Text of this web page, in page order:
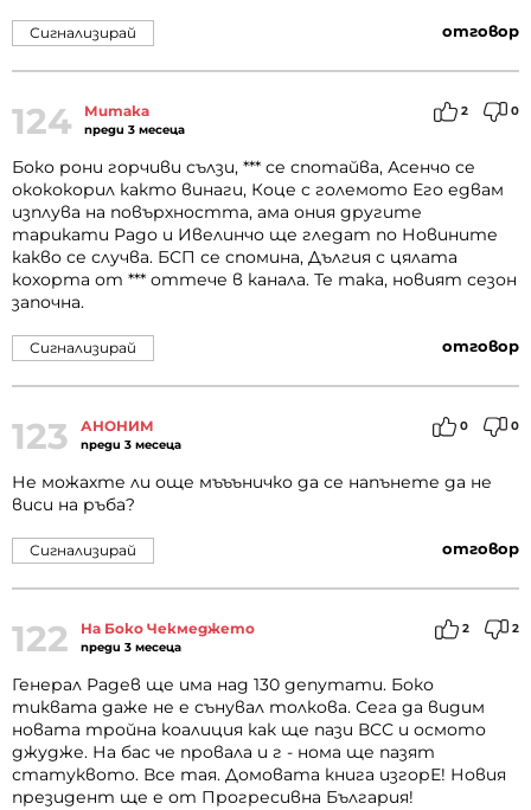
отговор
Сигнализирай
124 Митака
преди 3 месеца
2 0
Боко рони горчиви сълзи, *** се спотайва, Асенчо се
окококорил както винаги, Коце с големото Его едвам
изплува на повърхността, ама ония другите
тарикати Радо и Ивелинчо ще гледат по Новините
какво се случва. БСП се спомина, Дългия с цялата
кохорта от *** оттече в канала. Те така, новият сезон
започна.
отговор
Сигнализирай
123 АНОНИМ
преди 3 месеца
0 0
Не можахте ли още мъъъничко да се напънете да не
виси на ръба?
отговор
Сигнализирай
122 На Боко Чекмеджето
преди 3 месеца
2 2
Генерал Радев ще има над 130 депутати. Боко
тиквата даже не е сънувал толкова. Сега да видим
новата тройна коалиция как ще пази ВСС и осмото
джудже. На бас че провала и г - нома ще пазят
статуквото. Все тая. Домовата книга изгорЕ! Новия
президент ще е от Прогресивна България!